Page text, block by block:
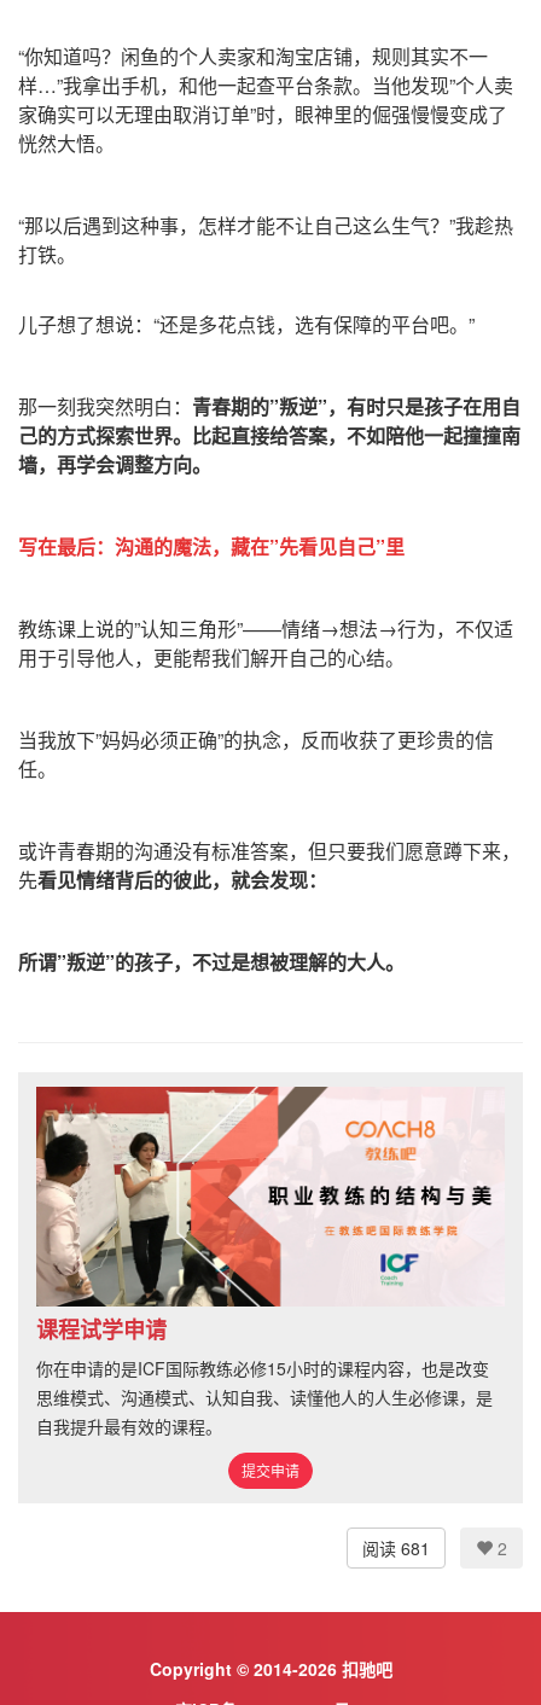
“你知道吗？闲鱼的个人卖家和淘宝店铺，规则其实不一
样…”我拿出手机，和他一起查平台条款。当他发现”个人卖
家确实可以无理由取消订单”时，眼神里的倔强慢慢变成了
恍然大悟。
“那以后遇到这种事，怎样才能不让自己这么生气？”我趁热
打铁。
儿子想了想说：“还是多花点钱，选有保障的平台吧。”
那一刻我突然明白： 青春期的”叛逆”，有时只是孩子在用自
己的方式探索世界。比起直接给答案，不如陪他一起撞撞南
墙，再学会调整方向。
写在最后：沟通的魔法，藏在”先看见自己”里
教练课上说的”认知三角形”——情绪→想法→行为，不仅适
用于引导他人，更能帮我们解开自己的心结。
当我放下”妈妈必须正确”的执念，反而收获了更珍贵的信
任。
或许青春期的沟通没有标准答案，但只要我们愿意蹲下来，
先看见情绪背后的彼此，就会发现：
所谓”叛逆”的孩子，不过是想被理解的大人。
课程试学申请
你在申请的是ICF国际教练必修15小时的课程内容，也是改变
思维模式、沟通模式、认知自我、读懂他人的人生必修课，是
自我提升最有效的课程。
提交申请
阅读 681 2
Copyright © 2014-2026 扣驰吧